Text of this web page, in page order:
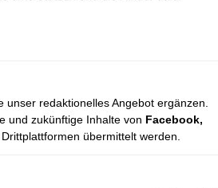
unser redaktionelles Angebot ergänzen.
und zukünftige Inhalte von Facebook,
übermittelt werden.